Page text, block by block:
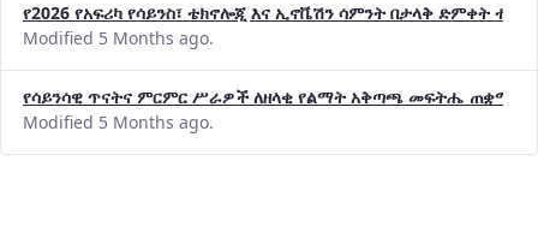
የ2026 የአፍሪካ የሳይንስ፣ ቴክኖሎጂ እና ኢኖቬሽን ሳምንት በታላቅ ድምቀት
Modified 5 Months ago.
የሳይንሳዊ ጥናትና ምርምር ሥራዎች ለዘላቂ የልማት አቅጣጫ መፍትሔ ጠቋሚ
Modified 5 Months ago.